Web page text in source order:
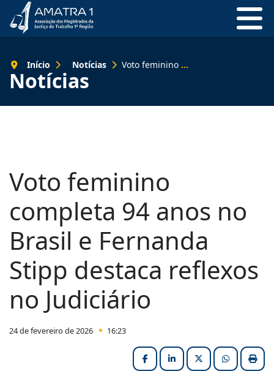
Notícias
Início Notícias Voto feminino completa 94 anos no Brasil e Fernanda Stipp destaca reflexos no Judiciário
Voto feminino
completa 94 anos no
Brasil e Fernanda
Stipp destaca reflexos
no Judiciário
24 de fevereiro de 2026 16:23
FacebookLinkedInX (formerly